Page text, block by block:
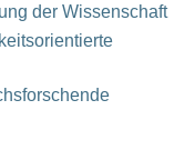
der Wissenschaft